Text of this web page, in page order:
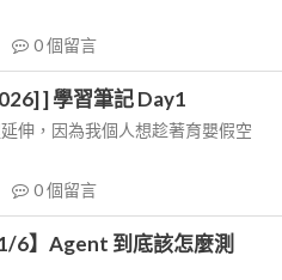
0個留言
] 學習筆記 Day1
伸，因為我個人想趁著育嬰假空
0個留言
6】Agent 到底該怎麼測